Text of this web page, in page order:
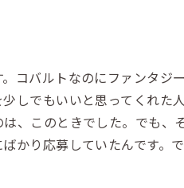
コバルトなのにファンタジ
しでもいいと思ってくれた
、このときでした。でも
かり応募していたんです。